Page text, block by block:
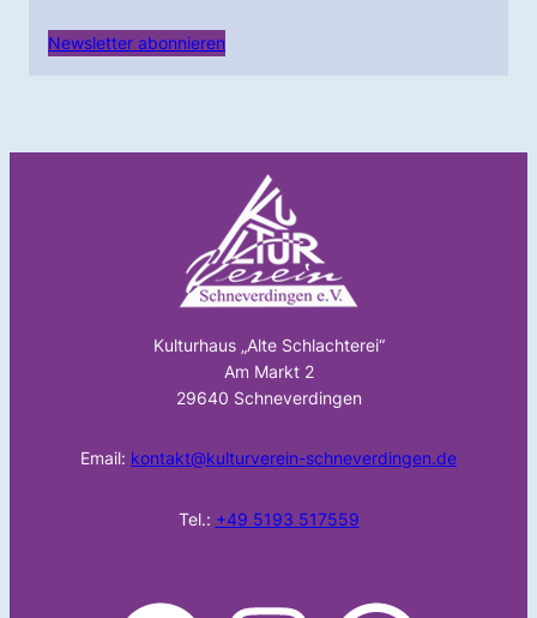
Newsletter abonnieren
Kulturhaus „Alte Schlachterei“
Am Markt 2
29640 Schneverdingen
Email: kontakt@kulturverein-schneverdingen.de
Tel.: +49 5193 517559